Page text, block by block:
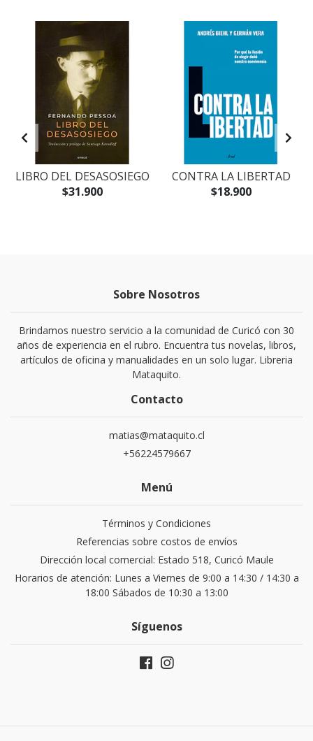
LIBRO DEL DESASOSIEGO
$31.900
CONTRA LA LIBERTAD
$18.900
Sobre Nosotros
Brindamos nuestro servicio a la comunidad de Curicó con 30
años de experiencia en el rubro. Encuentra tus novelas, libros,
artículos de oficina y manualidades en un solo lugar. Libreria
Mataquito.
Contacto
matias@mataquito.cl
+56224579667
Menú
Términos y Condiciones
Referencias sobre costos de envíos
Dirección local comercial: Estado 518, Curicó Maule
Horarios de atención: Lunes a Viernes de 9:00 a 14:30 / 14:30 a
18:00 Sábados de 10:30 a 13:00
Síguenos